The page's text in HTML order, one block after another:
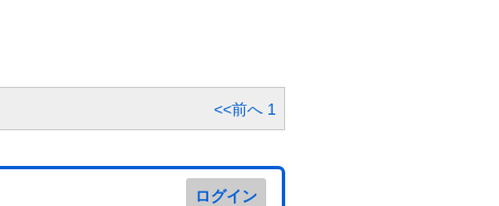
<<前へ 1
ログイン